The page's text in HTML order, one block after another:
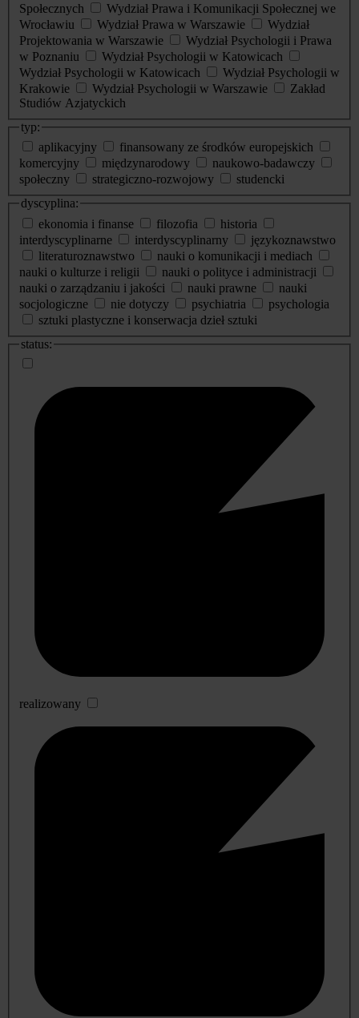
Społecznych
Wydział Prawa i Komunikacji Społecznej we
Wrocławiu
Wydział Prawa w Warszawie
Wydział
Projektowania w Warszawie
Wydział Psychologii i Prawa
w Poznaniu
Wydział Psychologii w Katowicach
Wydział Psychologii w Katowicach
Wydział Psychologii w
Krakowie
Wydział Psychologii w Warszawie
Zakład
Studiów Azjatyckich
typ:
aplikacyjny
finansowany ze środków europejskich
komercyjny
międzynarodowy
naukowo-badawczy
społeczny
strategiczno-rozwojowy
studencki
dyscyplina:
ekonomia i finanse
filozofia
historia
interdyscyplinarne
interdyscyplinarny
językoznawstwo
literaturoznawstwo
nauki o komunikacji i mediach
nauki o kulturze i religii
nauki o polityce i administracji
nauki o zarządzaniu i jakości
nauki prawne
nauki
socjologiczne
nie dotyczy psychiatria
psychologia
sztuki plastyczne i konserwacja dzieł sztuki
status:
realizowany